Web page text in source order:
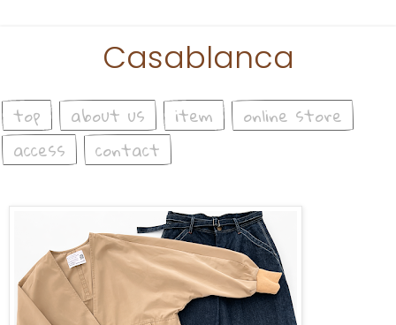
Casablanca
top about us item
online store
access
contact